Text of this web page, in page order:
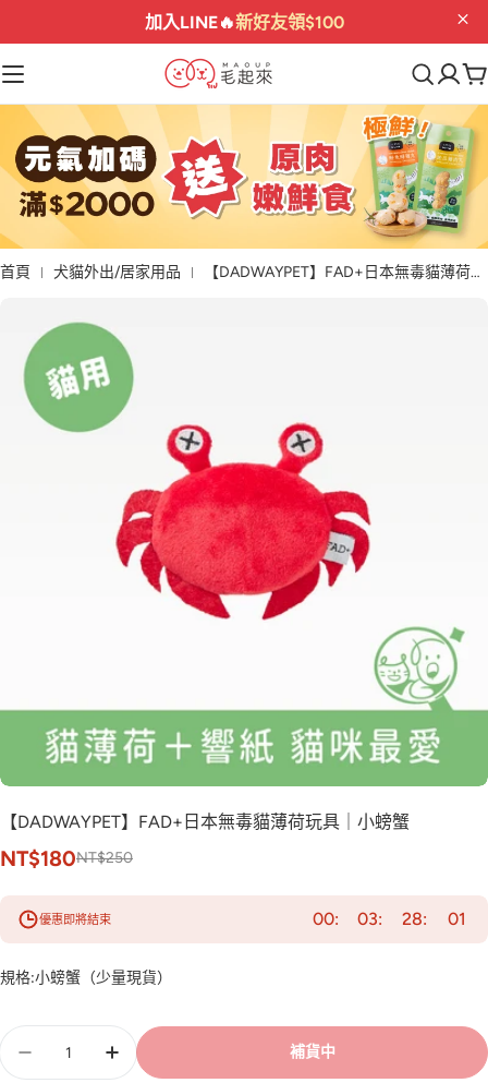
加入LINE🔥新好友領$100
購
物
車
首頁 犬貓外出/居家用品 【DADWAYPET】FAD+日本無毒貓薄荷玩具｜小螃蟹
【DADWAYPET】FAD+日本無毒貓薄荷玩具｜小螃蟹
NT$180NT$250
優惠即將結束 00 03 28 00
規格:小螃蟹（少量現貨）
量
補貨中